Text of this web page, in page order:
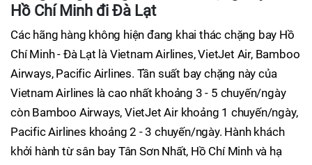
Hồ Chí Minh đi Đà Lạt
Các hãng hàng không hiện đang khai thác chặng bay Hồ
Chí Minh - Đà Lạt là Vietnam Airlines, VietJet Air, Bamboo
Airways, Pacific Airlines. Tần suất bay chặng này của
Vietnam Airlines là cao nhất khoảng 3 - 5 chuyến/ngày
còn Bamboo Airways, VietJet Air khoảng 1 chuyến/ngày,
Pacific Airlines khoảng 2 - 3 chuyến/ngày. Hành khách
khởi hành từ sân bay Tân Sơn Nhất, Hồ Chí Minh và hạ